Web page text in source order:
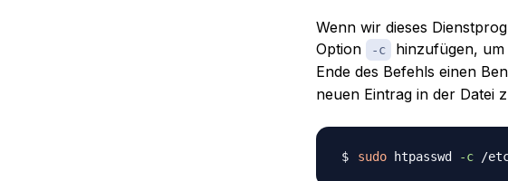
Wenn wir dieses
Option
-c hinzufügen,
Ende des Befehls einen
neuen Eintrag in der Datei
sudo htpasswd -c /etc/